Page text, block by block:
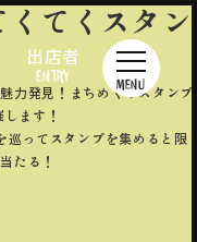
MENU
出店者
ENTRY
くてくスタン
力発見！まちめぐりスタンプ
ます！
巡ってスタンプを集めると限
たる！